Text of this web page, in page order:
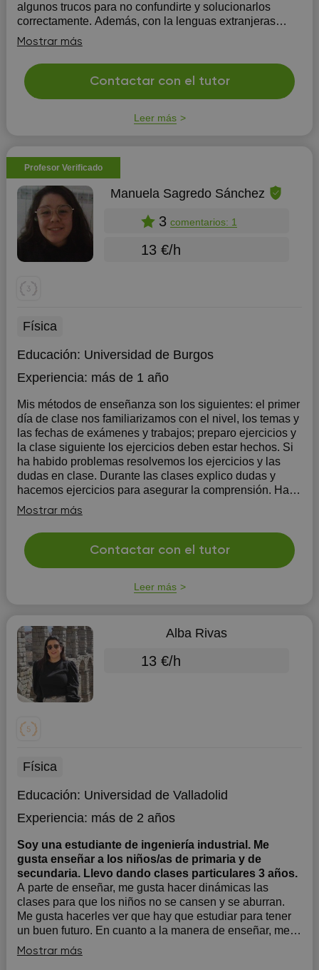
algunos trucos para no confundirte y solucionarlos
correctamente. Además, con la lenguas extranjeras
trabajo las relaciones con nuestra lengua.
Mostrar más
Contactar con el tutor
Leer más
Profesor Verificado
Manuela Sagredo Sánchez
3 comentarios: 1
13 €/h
Física
Educación: Universidad de Burgos
Experiencia: más de 1 año
Mis métodos de enseñanza son los siguientes: el primer
día de clase nos familiarizamos con el nivel, los temas y
las fechas de exámenes y trabajos; preparo ejercicios y
la clase siguiente los ejercicios deben estar hechos. Si
ha habido problemas resolvemos los ejercicios y las
dudas en clase. Durante las clases explico dudas y
hacemos ejercicios para asegurar la comprensión. Hago
resúmenes y esquemas. Soy paciente y si el alumno no
comprende busco todas las maneras posibles para
explicárselo.
Mostrar más
Contactar con el tutor
Leer más
Alba Rivas
13 €/h
Física
Educación: Universidad de Valladolid
Experiencia: más de 2 años
Soy una estudiante de ingeniería industrial. Me
gusta enseñar a los niños/as de primaria y de
secundaria. Llevo dando clases particulares 3 años.
A parte de enseñar, me gusta hacer dinámicas las
clases para que los niños no se cansen y se aburran.
Me gusta hacerles ver que hay que estudiar para tener
un buen futuro. En cuanto a la manera de enseñar, me
gusta hacerles un esquema de los contenidos y lo más
importante y luego que hagan ejercicio...
Mostrar más